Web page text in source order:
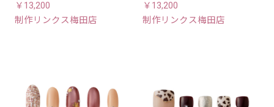
￥13,200
制作リンクス梅田店
￥13,200
制作リンクス梅田店